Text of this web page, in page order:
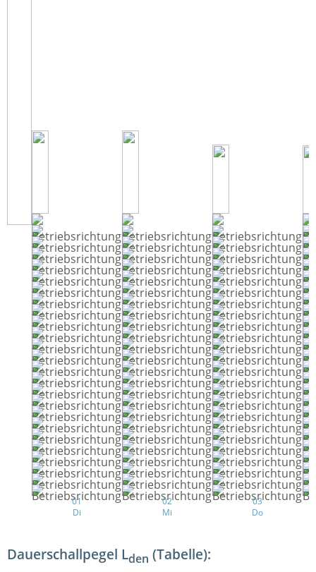
01
Di
02
Mi
03
Do
Dauerschallpegel Lden (Tabelle):